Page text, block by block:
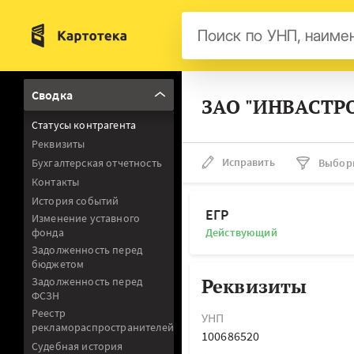
Сводка
Статусы контрагента
Реквизиты
Бухгалтерская отчетность
Контакты
История событий
Изменение уставного
фонда
Задолженность перед
бюджетом
Задолженность перед
ФСЗН
Реестр
рекламораспространителей
Судебная история
ЗАО
Исправить
ЕГР
Действующий
Реквизиты
УНП
100686520